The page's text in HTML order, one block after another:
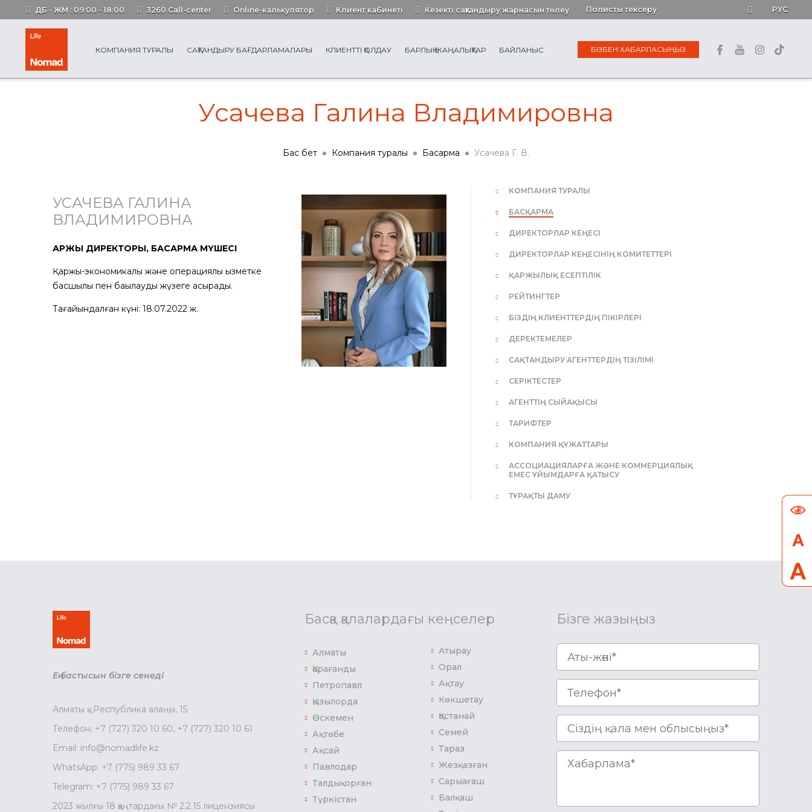
ДБ - ЖМ : 09:00 - 18:00 3260 Call-center Online-калькулятор Клиент кабинеті Кезекті сақтандыру жарнасын төлеу Полисты тексеру РУС
КОМПАНИЯ ТУРАЛЫ САҚТАНДЫРУ БАҒДАРЛАМАЛАРЫ КЛИЕНТТІ ҚОЛДАУ БАРЛЫҚ ЖАҢАЛЫҚТАР БАЙЛАНЫС БІЗБЕН ХАБАРЛАСЫҢЫЗ
Усачева Галина Владимировна
Бас бет Компания туралы Басқарма Усачева Г. В.
УСАЧЕВА ГАЛИНА
ВЛАДИМИРОВНА
ҚАРЖЫ ДИРЕКТОРЫ, БАСҚАРМА МҮШЕСІ
Қаржы-экономикалық және операциялық қызметке
басшылық пен бақылауды жүзеге асырады.
Тағайындалған күні: 18.07.2022 ж.
КОМПАНИЯ ТУРАЛЫ
БАСҚАРМА
ДИРЕКТОРЛАР КЕҢЕСІ
ДИРЕКТОРЛАР КЕҢЕСІНІҢ КОМИТЕТТЕРІ
ҚАРЖЫЛЫҚ ЕСЕПТІЛІК
РЕЙТИНГТЕР
БІЗДІҢ КЛИЕНТТЕРДІҢ ПІКІРЛЕРІ
ДЕРЕКТЕМЕЛЕР
САҚТАНДЫРУ АГЕНТТЕРДІҢ ТІЗІЛІМІ
СЕРІКТЕСТЕР
АГЕНТТІҢ СЫЙАҚЫСЫ
ТАРИФТЕР
КОМПАНИЯ ҚҰЖАТТАРЫ
АССОЦИАЦИЯЛАРҒА ЖӘНЕ КОММЕРЦИЯЛЫҚ
ЕМЕС ҰЙЫМДАРҒА ҚАТЫСУ
ТҰРАҚТЫ ДАМУ
Ең бастысын бізге сенеді
Алматы қ., Республика алаңы, 15
Телефон: +7 (727) 320 10 60, +7 (727) 320 10 61
Email: info@nomadlife.kz
WhatsApp: +7 (775) 989 33 67
Telegram: +7 (775) 989 33 67
2023 жылғы 18 қаңтардағы № 2.2.15 лицензиясы
Басқа қалалардағы кеңселер
Алматы
Қарағанды
Петропавл
Қызылорда
Өскемен
Ақтөбе
Ақсай
Павлодар
Талдықорған
Түркістан
Атырау
Орал
Ақтау
Көкшетау
Қостанай
Семей
Тараз
Жезқазған
Сарыағаш
Балқаш
Бізге жазыңыз